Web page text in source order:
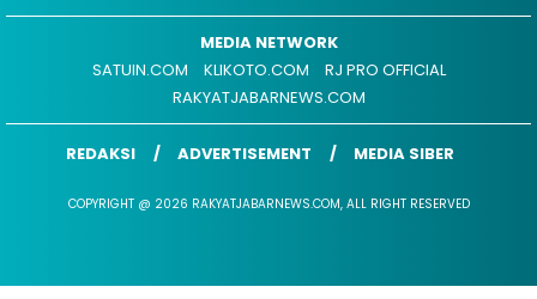
MEDIA NETWORK
SATUIN.COM
KLIKOTO.COM
RJ PRO OFFICIAL
RAKYATJABARNEWS.COM
REDAKSI ADVERTISEMENT MEDIA SIBER
COPYRIGHT @ 2026 RAKYATJABARNEWS.COM, ALL RIGHT RESERVED